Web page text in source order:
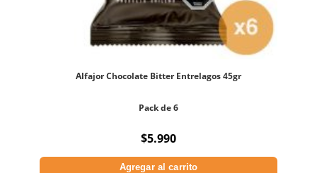
Alfajor Chocolate Bitter Entrelagos 45gr
Pack de 6
$5.990
Agregar al carrito